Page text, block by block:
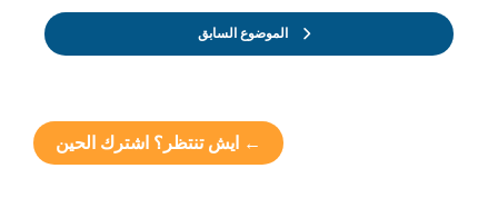
الموضوع السابق
← ايش تنتظر؟ اشترك الحين